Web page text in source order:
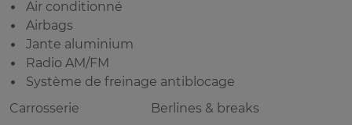
Air conditionné
Airbags
Jante aluminium
Radio AM/FM
Système de freinage antiblocage
Carrosserie
Berlines & breaks